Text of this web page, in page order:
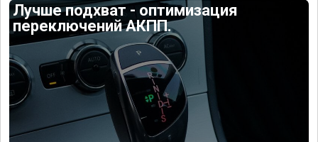
Лучше подхват - оптимизация
переключений АКПП.